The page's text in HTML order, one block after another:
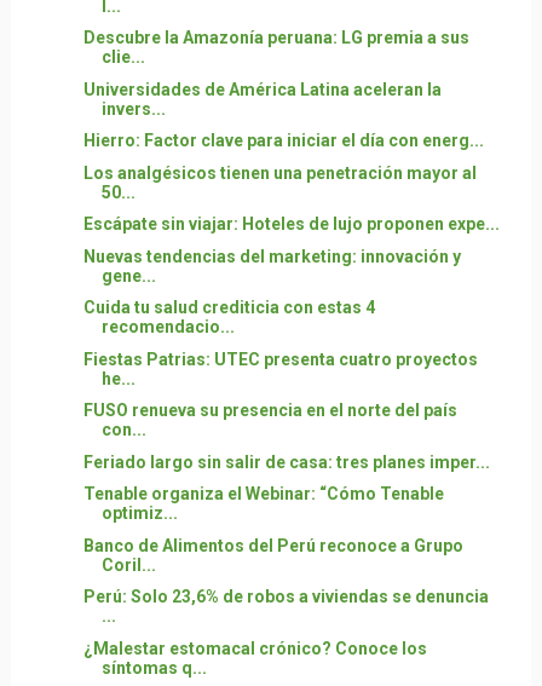
l...
Descubre la Amazonía peruana: LG premia a sus
clie...
Universidades de América Latina aceleran la
invers...
Hierro: Factor clave para iniciar el día con energ...
Los analgésicos tienen una penetración mayor al
50...
Escápate sin viajar: Hoteles de lujo proponen expe...
Nuevas tendencias del marketing: innovación y
gene...
Cuida tu salud crediticia con estas 4
recomendacio...
Fiestas Patrias: UTEC presenta cuatro proyectos
he...
FUSO renueva su presencia en el norte del país
con...
Feriado largo sin salir de casa: tres planes imper...
Tenable organiza el Webinar: “Cómo Tenable
optimiz...
Banco de Alimentos del Perú reconoce a Grupo
Coril...
Perú: Solo 23,6% de robos a viviendas se denuncia
...
¿Malestar estomacal crónico? Conoce los
síntomas q...